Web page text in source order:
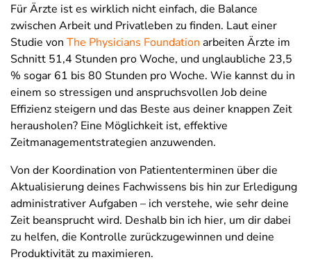
Für Ärzte ist es wirklich nicht einfach, die Balance
zwischen Arbeit und Privatleben zu finden. Laut einer
Studie von The Physicians Foundation arbeiten Ärzte im
Schnitt 51,4 Stunden pro Woche, und unglaubliche 23,5
% sogar 61 bis 80 Stunden pro Woche. Wie kannst du in
einem so stressigen und anspruchsvollen Job deine
Effizienz steigern und das Beste aus deiner knappen Zeit
herausholen? Eine Möglichkeit ist, effektive
Zeitmanagementstrategien anzuwenden.
Von der Koordination von Patiententerminen über die
Aktualisierung deines Fachwissens bis hin zur Erledigung
administrativer Aufgaben – ich verstehe, wie sehr deine
Zeit beansprucht wird. Deshalb bin ich hier, um dir dabei
zu helfen, die Kontrolle zurückzugewinnen und deine
Produktivität zu maximieren.